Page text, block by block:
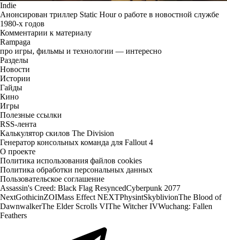
Indie
Анонсирован триллер Static Hour о работе в новостной службе
1980-х годов
Комментарии к материалу
Rampaga
про игры, фильмы и технологии — интересно
Разделы
Новости
Истории
Гайды
Кино
Игры
Полезные ссылки
RSS-лента
Калькулятор скилов The Division
Генератор консольных команда для Fallout 4
О проекте
Политика использования файлов cookies
Политика обработки персональных данных
Пользовательское соглашение
Assassin's Creed: Black Flag ResyncedCyberpunk 2077
NextGothicinZOIMass Effect NEXTPhysintSkyblivionThe Blood of
DawnwalkerThe Elder Scrolls VIThe Witcher IVWuchang: Fallen
Feathers